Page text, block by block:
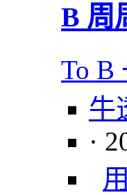
B 周
To B
牛
·